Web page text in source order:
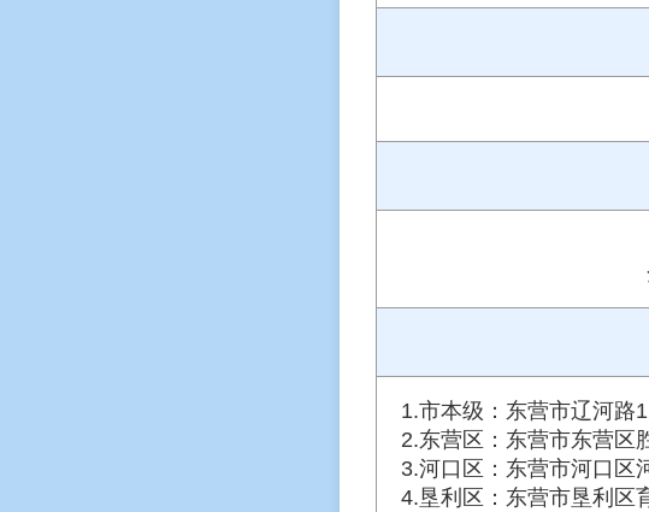
1.市本级：东营市辽河路
2.东营区：东营市东营区
3.河口区：东营市河口区
4.垦利区：东营市垦利区